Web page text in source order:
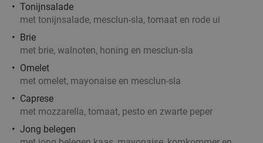
Tonijnsalade
met tonijnsalade, mesclun-sla, tomaat en rode ui
Brie
met brie, walnoten, honing en mesclun-sla
Omelet
met omelet, mayonaise en mesclun-sla
Caprese
met mozzarella, tomaat, pesto en zwarte peper
Jong belegen